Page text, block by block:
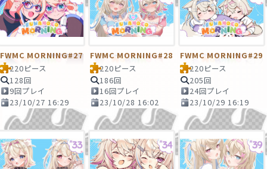
FWMC MORNING#27
220ピース
128回
9回プレイ
23/10/27 16:29
FWMC MORNING#28
220ピース
186回
16回プレイ
23/10/28 16:02
FWMC MORNING#29
220ピース
205回
24回プレイ
23/10/29 16:19